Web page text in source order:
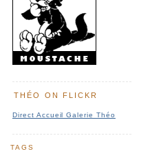
THÉO ON FLICKR
Direct Accueil Galerie Théo
TAGS